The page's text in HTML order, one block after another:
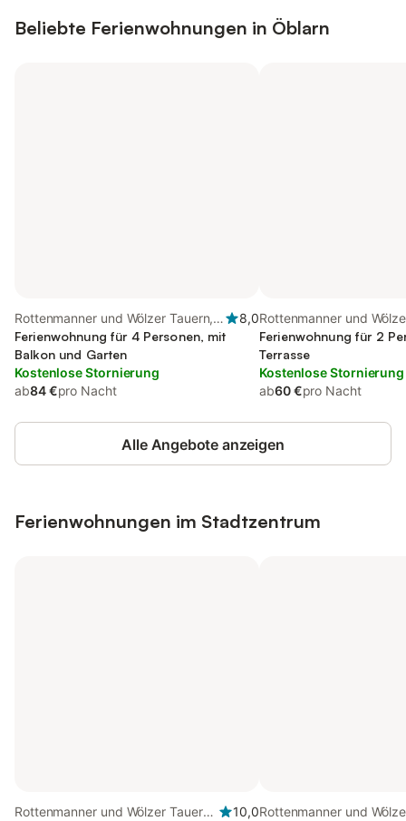
Beliebte Ferienwohnungen in Öblarn
Rottenmanner und Wölzer Tauern,
Öblarn
8,0
Ferienwohnung für 4 Personen, mit
Balkon und Garten
Kostenlose Stornierung
ab84 €pro Nacht
Rottenmanner und
Niederöblarn
Ferienwohnung für 2
Terrasse
Kostenlose Stornierung
ab60 €pro Nacht
Alle Angebote anzeigen
Ferienwohnungen im Stadtzentrum
Rottenmanner und Wölzer Tauern,
10,0Rottenmanner und